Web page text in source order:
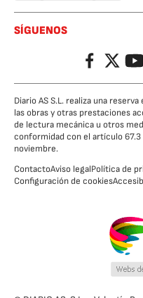
SÍGUENOS
FacebookTwitter
Diario AS S.L. realiza una
las obras y otras prestaciones
de lectura mecánica u otros
conformidad con el artículo
noviembre.
ContactoAviso legalPolítica de
Configuración de cookies